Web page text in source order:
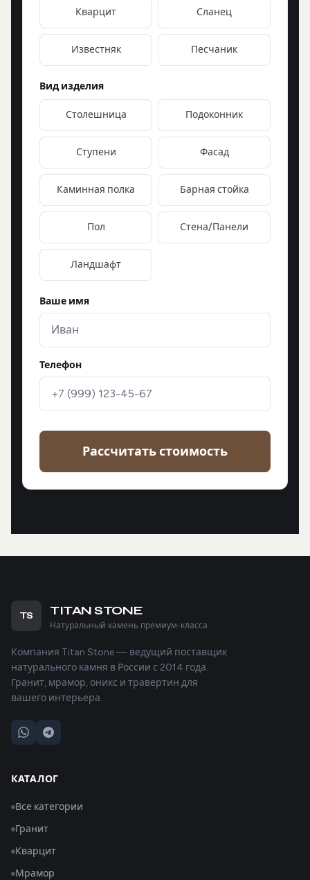
Кварцит Сланец
Известняк Песчаник
Вид изделия
Столешница Подоконник
Ступени Фасад
Каминная полка Барная стойка
Пол Стена/Панели
Ландшафт
Ваше имя
Телефон
Рассчитать стоимость
TS TITAN STONE
Натуральный камень премиум-класса
Компания Titan Stone — ведущий поставщик
натурального камня в России с 2014 года.
Гранит, мрамор, оникс и травертин для
вашего интерьера.
КАТАЛОГ
Все категории
Гранит
Кварцит
Мрамор